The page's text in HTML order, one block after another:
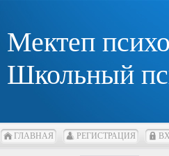
Мектеп
Школьный
ГЛАВНАЯ РЕГИСТРАЦИЯ